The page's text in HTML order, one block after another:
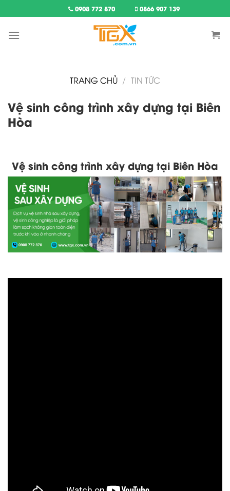
to
content
0908 772 870 0866 907 139
TRANG CHỦ / TIN TỨC
Vệ sinh công trình xây dựng tại Biên
Hòa
Vệ sinh công trình xây dựng tại Biên Hòa